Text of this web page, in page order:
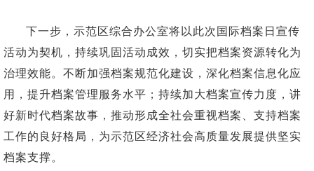
下一步，示范区综合办公室将以此次国际档案日宣传
活动为契机，持续巩固活动成效，切实把档案资源转化为
治理效能。不断加强档案规范化建设，深化档案信息化应
用，提升档案管理服务水平；持续加大档案宣传力度，讲
好新时代档案故事，推动形成全社会重视档案、支持档案
工作的良好格局，为示范区经济社会高质量发展提供坚实
档案支撑。